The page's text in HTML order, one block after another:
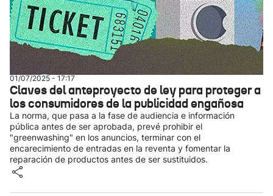
01/07/2025 - 17:17
Claves del anteproyecto de ley para proteger a
los consumidores de la publicidad engañosa
La norma, que pasa a la fase de audiencia e información
pública antes de ser aprobada, prevé prohibir el
"greenwashing" en los anuncios, terminar con el
encarecimiento de entradas en la reventa y fomentar la
reparación de productos antes de ser sustituidos.